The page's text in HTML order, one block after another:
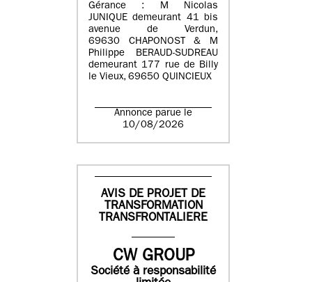
Gérance : M Nicolas
JUNIQUE demeurant 41 bis
avenue de Verdun,
69630 CHAPONOST & M
Philippe BERAUD-SUDREAU
demeurant 177 rue de Billy
le Vieux, 69650 QUINCIEUX
Annonce parue le
10/08/2026
AVIS DE PROJET DE
TRANSFORMATION
TRANSFRONTALIERE
CW GROUP
Société à responsabilité